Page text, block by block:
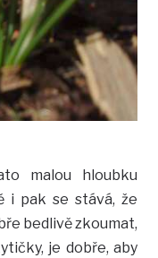
malou hloubku
i pak se stává, že
bedlivě zkoumat,
je dobře, aby